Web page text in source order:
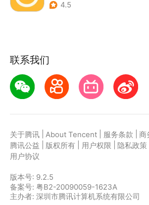
4.5
联系我们
关于腾讯 About Tencent 服务条款 商
腾讯公益
版权所有 用户权限 隐私政策
用户协议
版本号: 9.2.5
备案号: 粤B2-20090059-1623A
主办者: 深圳市腾讯计算机系统有限公司